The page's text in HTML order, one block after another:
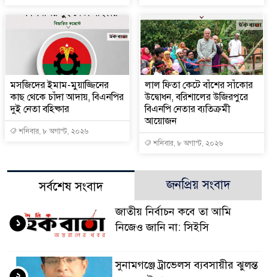
মসজিদের ইমাম-মুয়াজ্জিনের
কাছ থেকে চাঁদা আদায়, বিএনপির
দুই নেতা বহিষ্কার
শনিবার, ৮ অগাস্ট, ২০২৬
‎লাল ফিতা কেটে বাঁশের সাঁকোর
উদ্বোধন, বরিশালের উজিরপুরে
বিএনপি নেতার ব্যতিক্রমী
আয়োজন
শনিবার, ৮ অগাস্ট, ২০২৬
সর্বশেষ সংবাদ জনপ্রিয় সংবাদ
জাতীয় নির্বাচন কবে তা আমি
নিজেও জানি না: সিইসি
১
সুনামগঞ্জে ট্রাভেলস ব্যবসায়ীর ঝুলন্ত